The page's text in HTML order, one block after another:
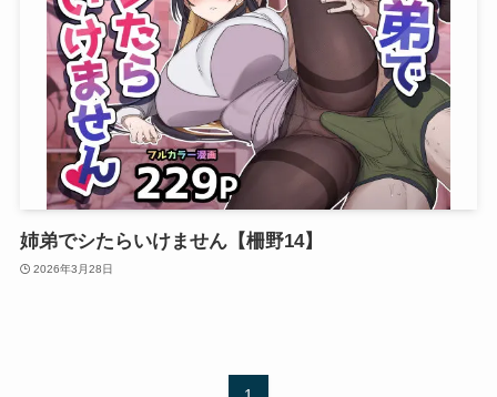
姉弟でシたらいけません【柵野14】
2026年3月28日